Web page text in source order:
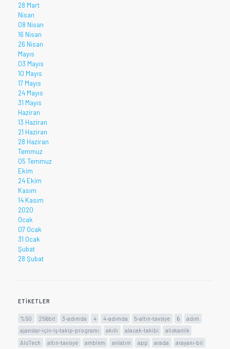
28 Mart
Nisan
08 Nisan
16 Nisan
26 Nisan
Mayıs
03 Mayıs
10 Mayıs
17 Mayıs
24 Mayıs
31 Mayıs
Haziran
13 Haziran
21 Haziran
28 Haziran
Temmuz
05 Temmuz
Ekim
24 Ekim
Kasım
14 Kasım
2020
Ocak
07 Ocak
31 Ocak
Şubat
28 Şubat
ETIKETLER
%50 256bit 3-adımda 4 4-adımda 5-altın-tavsiye 6
adım
ajanslar-için-iş-takip-programı
akıllı alacak-takibi
aliskanlik
AloTech
altın-tavsiye amblem anlatım app arada arayanı-bil